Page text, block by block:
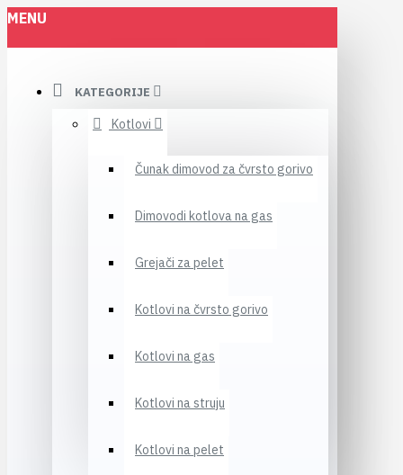
MENU
KATEGORIJE
Kotlovi
Čunak dimovod za čvrsto gorivo
Dimovodi kotlova na gas
Grejači za pelet
Kotlovi na čvrsto gorivo
Kotlovi na gas
Kotlovi na struju
Kotlovi na pelet